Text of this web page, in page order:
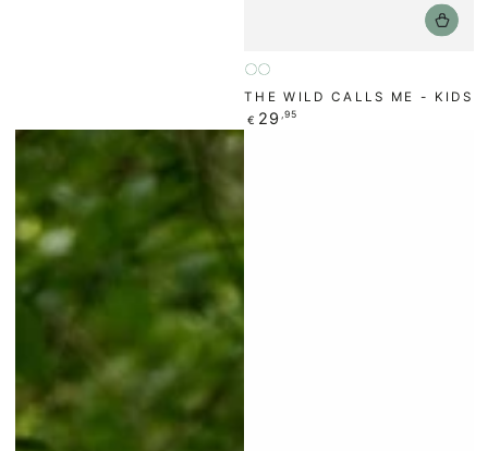
Flieder
Butter
THE WILD CALLS ME - KIDS
Regulärer
€ 29 ,95